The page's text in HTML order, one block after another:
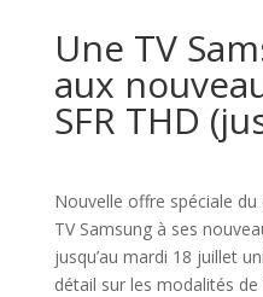
Une TV
aux
SFR THD
Nouvelle offre spéciale
TV Samsung à ses
jusqu’au mardi 18 juillet
détail sur les modalités de